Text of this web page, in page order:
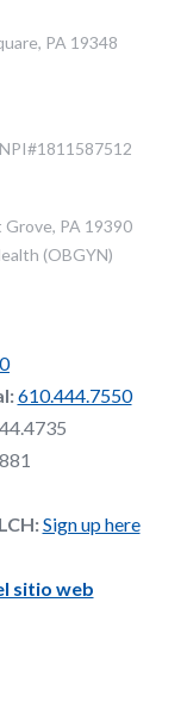
PA 19348
Grove, PA 19390
(OBGYN)
610.444.7550
Sign up here
sitio web